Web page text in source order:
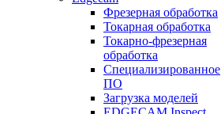
Фрезерная обработка
Токарная обработка
Токарно-фрезерная
обработка
Специализированное
ПО
Загрузка моделей